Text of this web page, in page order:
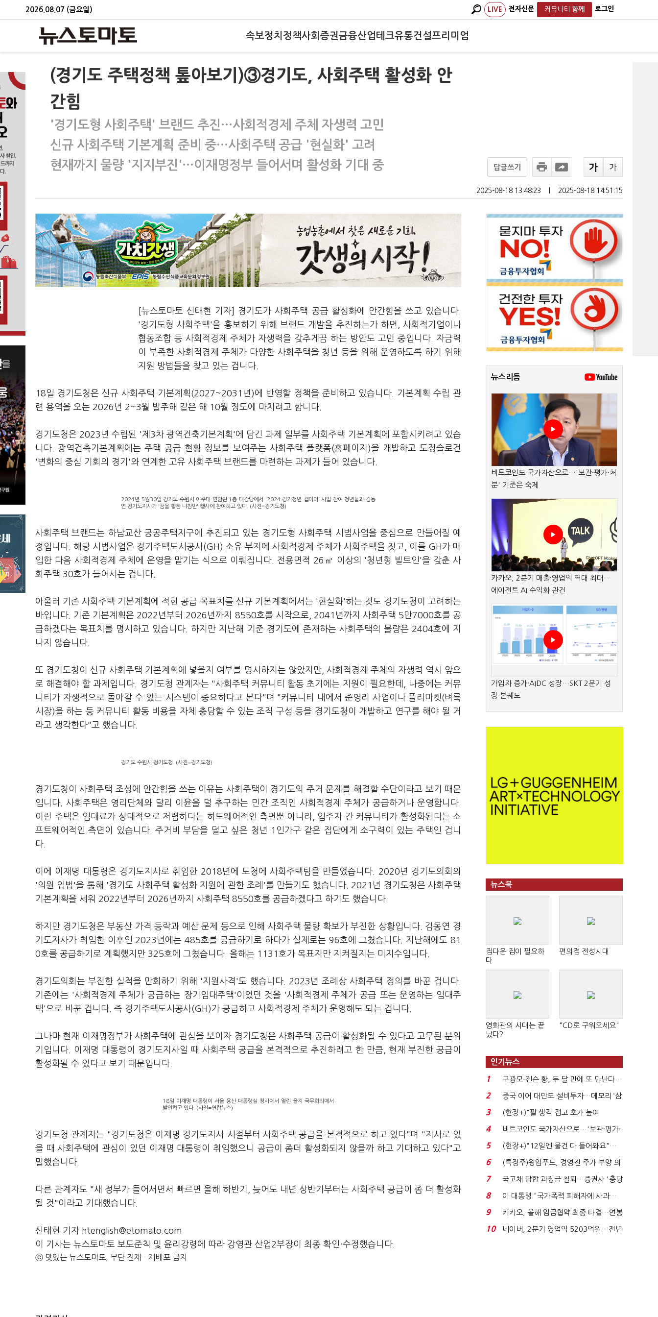
2026.08.07 (금요일) LIVE 전자신문 커뮤니티 함께 로그인
속보정치 정책사회 증권금융산업테크유통건설프리미엄
(경기도 주택정책 톺아보기)③경기도, 사회주택 활성화 안
간힘
'경기도형 사회주택' 브랜드 추진…사회적경제 주체 자생력 고민
신규 사회주택 기본계획 준비 중…사회주택 공급 '현실화' 고려
현재까지 물량 '지지부진'…이재명정부 들어서며 활성화 기대 중
답글쓰기
2025-08-18 13:48:23 2025-08-18 14:51:15
[뉴스토마토 신태현 기자] 경기도가 사회주택 공급 활성화에 안간힘을 쓰고 있습니다.
'경기도형 사회주택'을 홍보하기 위해 브랜드 개발을 추진하는가 하면, 사회적기업이나
협동조합 등 사회적경제 주체가 자생력을 갖추게끔 하는 방안도 고민 중입니다. 자금력
이 부족한 사회적경제 주체가 다양한 사회주택을 청년 등을 위해 운영하도록 하기 위해
지원 방법들을 찾고 있는 겁니다.
18일 경기도청은 신규 사회주택 기본계획(2027~2031년)에 반영할 정책을 준비하고 있습니다. 기본계획 수립 관
련 용역을 오는 2026년 2~3월 발주해 같은 해 10월 정도에 마치려고 합니다.
경기도청은 2023년 수립된 '제3차 광역건축기본계획'에 담긴 과제 일부를 사회주택 기본계획에 포함시키려고 있습
니다. 광역건축기본계획에는 주택 공급 현황 정보를 보여주는 사회주택 플랫폼(홈페이지)을 개발하고 도정슬로건
'변화의 중심 기회의 경기'와 연계한 고유 사회주택 브랜드를 마련하는 과제가 들어 있습니다.
2024년 5월30일 경기도 수원시 아주대 연암관 1층 대강당에서 '2024 경기청년 갭이어' 사업 참여 청년들과 김동
연 경기도지사가 '꿈을 향한 나침반' 행사에 참여하고 있다. (사진=경기도청)
사회주택 브랜드는 하남교산 공공주택지구에 추진되고 있는 경기도형 사회주택 시범사업을 중심으로 만들어질 예
정입니다. 해당 시범사업은 경기주택도시공사(GH) 소유 부지에 사회적경제 주체가 사회주택을 짓고, 이를 GH가 매
입한 다음 사회적경제 주체에 운영을 맡기는 식으로 이뤄집니다. 전용면적 26㎡ 이상의 '청년형 빌트인'을 갖춘 사
회주택 30호가 들어서는 겁니다.
아울러 기존 사회주택 기본계획에 적힌 공급 목표치를 신규 기본계획에서는 '현실화'하는 것도 경기도청이 고려하는
바입니다. 기존 기본계획은 2022년부터 2026년까지 8550호를 시작으로, 2041년까지 사회주택 5만7000호를 공
급하겠다는 목표치를 명시하고 있습니다. 하지만 지난해 기준 경기도에 존재하는 사회주택의 물량은 2404호에 지
나지 않습니다.
또 경기도청이 신규 사회주택 기본계획에 넣을지 여부를 명시하지는 않았지만, 사회적경제 주체의 자생력 역시 앞으
로 해결해야 할 과제입니다. 경기도청 관계자는 "사회주택 커뮤니티 활동 초기에는 지원이 필요한데, 나중에는 커뮤
니티가 자생적으로 돌아갈 수 있는 시스템이 중요하다고 본다"며 "커뮤니티 내에서 준영리 사업이나 플리마켓(벼룩
시장)을 하는 등 커뮤니티 활동 비용을 자체 충당할 수 있는 조직 구성 등을 경기도청이 개발하고 연구를 해야 될 거
라고 생각한다"고 했습니다.
경기도 수원시 경기도청. (사진=경기도청)
경기도청이 사회주택 조성에 안간힘을 쓰는 이유는 사회주택이 경기도의 주거 문제를 해결할 수단이라고 보기 때문
입니다. 사회주택은 영리단체와 달리 이윤을 덜 추구하는 민간 조직인 사회적경제 주체가 공급하거나 운영합니다.
이런 주택은 임대료가 상대적으로 저렴하다는 하드웨어적인 측면뿐 아니라, 입주자 간 커뮤니티가 활성화된다는 소
프트웨어적인 측면이 있습니다. 주거비 부담을 덜고 싶은 청년 1인가구 같은 집단에게 소구력이 있는 주택인 겁니
다.
이에 이재명 대통령은 경기도지사로 취임한 2018년에 도청에 사회주택팀을 만들었습니다. 2020년 경기도의회의
'의원 입법'을 통해 '경기도 사회주택 활성화 지원에 관한 조례'를 만들기도 했습니다. 2021년 경기도청은 사회주택
기본계획을 세워 2022년부터 2026년까지 사회주택 8550호를 공급하겠다고 하기도 했습니다.
하지만 경기도청은 부동산 가격 등락과 예산 문제 등으로 인해 사회주택 물량 확보가 부진한 상황입니다. 김동연 경
기도지사가 취임한 이후인 2023년에는 485호를 공급하기로 하다가 실제로는 96호에 그쳤습니다. 지난해에도 81
0호를 공급하기로 계획했지만 325호에 그쳤습니다. 올해는 1131호가 목표지만 지켜질지는 미지수입니다.
경기도의회는 부진한 실적을 만회하기 위해 '지원사격'도 했습니다. 2023년 조례상 사회주택 정의를 바꾼 겁니다.
기존에는 '사회적경제 주체가 공급하는 장기임대주택'이었던 것을 '사회적경제 주체가 공급 또는 운영하는 임대주
택'으로 바꾼 겁니다. 즉 경기주택도시공사(GH)가 공급하고 사회적경제 주체가 운영해도 되는 겁니다.
그나마 현재 이재명정부가 사회주택에 관심을 보이자 경기도청은 사회주택 공급이 활성화될 수 있다고 고무된 분위
기입니다. 이재명 대통령이 경기도지사일 때 사회주택 공급을 본격적으로 추진하려고 한 만큼, 현재 부진한 공급이
활성화될 수 있다고 보기 때문입니다.
18일 이재명 대통령이 서울 용산 대통령실 청사에서 열린 을지 국무회의에서
발언하고 있다. (사진=연합뉴스)
경기도청 관계자는 "경기도청은 이재명 경기도지사 시절부터 사회주택 공급을 본격적으로 하고 있다"며 "지사로 있
을 때 사회주택에 관심이 있던 이재명 대통령이 취임했으니 공급이 좀더 활성화되지 않을까 하고 기대하고 있다"고
말했습니다.
다른 관계자도 "새 정부가 들어서면서 빠르면 올해 하반기, 늦어도 내년 상반기부터는 사회주택 공급이 좀 더 활성화
될 것"이라고 기대했습니다.
신태현 기자 htenglish@etomato.com
이 기사는 뉴스토마토 보도준칙 및 윤리강령에 따라 강영관 산업2부장이 최종 확인·수정했습니다.
ⓒ 맛있는 뉴스토마토, 무단 전재 - 재배포 금지
뉴스리듬
비트코인도 국가자산으로…'보관·평가·처
분' 기준은 숙제
카카오, 2분기 매출·영업익 역대 최대…
에이전트 AI 수익화 관건
가입자 증가·AIDC 성장…SKT 2분기 성
장 본궤도
뉴스북
집다운 집이 필요하
다
편의점 전성시대
영화관의 시대는 끝
났다?
"CD로 구워오세요"
인기뉴스
1
구광모-젠슨 황, 두 달 만에 또 만난다…
로봇·AI 등 논...
2
중국 이어 대만도 설비투자…메모리 ‘삼
국전쟁’
3
(현장+)"팔 생각 접고 호가 높여
요"…'덜 똘똘한 한 채' 20...
4
비트코인도 국가자산으로…'보관·평가·
처분' 기준은 ...
5
(현장+)"12일엔 물건 다 들어와요"…
빈 매대 채우며 문 연 ...
6
(특징주)윙입푸드, 경영진 주가 부양 의
지에 상한가...
7
국고채 담합 과징금 철퇴…증권사 '충당
금 폭탄' 우려...
8
이 대통령 "국가폭력 피해자에 사과…
적극적 조사로 진...
9
카카오, 올해 임금협약 최종 타결…연봉
6.3% 인상·격려...
10
네이버, 2분기 영업익 5203억원…전년